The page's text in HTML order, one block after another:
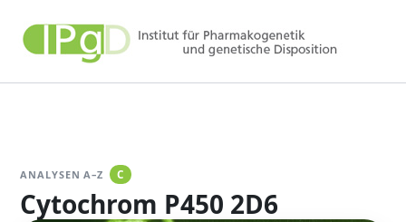
Inhalt
springen
ANALYSEN A–Z C
Cytochrom P450 2D6